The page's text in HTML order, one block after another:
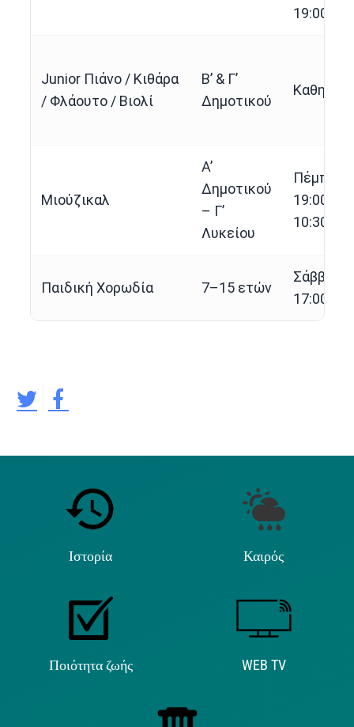
19:00
Junior Πιάνο / Κιθάρα
/ Φλάουτο / Βιολί
Β’ & Γ’
Δημοτικού
Μιούζικαλ
Α’
Δημοτικού
– Γ’
Λυκείου
Πέμπτη
19:00 &
Παιδική Χορωδία 7–15 ετών
Σάββατο
17:00
Ιστορία Καιρός
Ποιότητα ζωής WEB TV